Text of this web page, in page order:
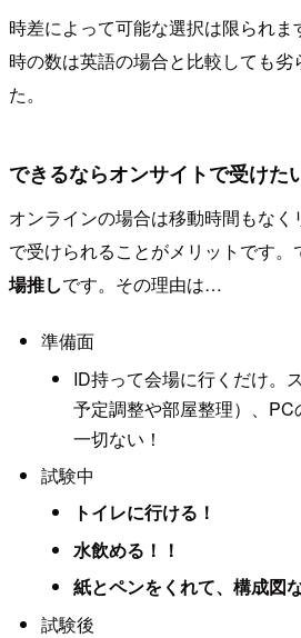
時差によって可能な選択は限られ
時の数は英語の場合と比較しても劣
た。
できるならオンサイトで受けた
オンラインの場合は移動時間もな
で受けられることがメリットです。
場推しです。その理由は…
準備面
ID持って会場に行くだけ。
予定調整や部屋整理）、
一切ない！
試験中
トイレに行ける！
水飲める！！
紙とペンをくれて、構成図
試験後